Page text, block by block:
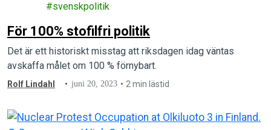
svenskpolitik
För 100% stofilfri politik
Det är ett historiskt misstag att riksdagen idag väntas
avskaffa målet om 100 % förnybart.
Rolf Lindahl juni 20, 2023 2 min lästid